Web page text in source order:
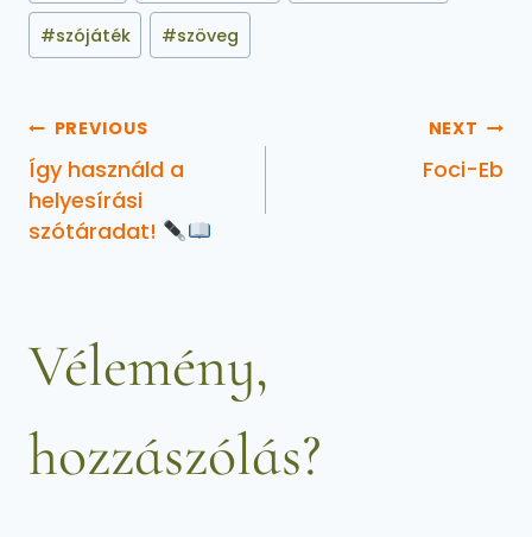
#szójáték #szöveg
PREVIOUS
Így használd a
helyesírási
szótáradat!
NEXT
Foci-Eb
Vélemény,
hozzászólás?